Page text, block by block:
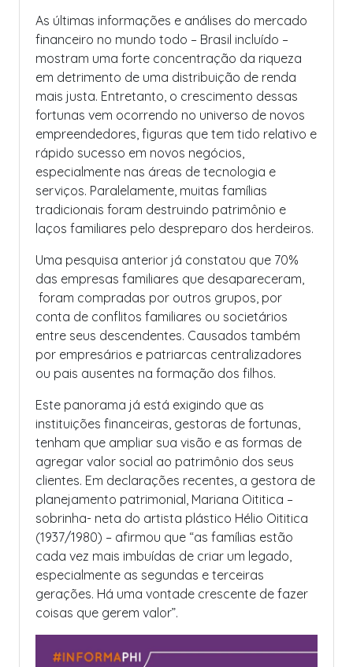
As últimas informações e análises do mercado
financeiro no mundo todo – Brasil incluído –
mostram uma forte concentração da riqueza
em detrimento de uma distribuição de renda
mais justa. Entretanto, o crescimento dessas
fortunas vem ocorrendo no universo de novos
empreendedores, figuras que tem tido relativo e
rápido sucesso em novos negócios,
especialmente nas áreas de tecnologia e
serviços. Paralelamente, muitas famílias
tradicionais foram destruindo patrimônio e
laços familiares pelo despreparo dos herdeiros.
Uma pesquisa anterior já constatou que 70%
das empresas familiares que desapareceram,
foram compradas por outros grupos, por
conta de conflitos familiares ou societários
entre seus descendentes. Causados também
por empresários e patriarcas centralizadores
ou pais ausentes na formação dos filhos.
Este panorama já está exigindo que as
instituições financeiras, gestoras de fortunas,
tenham que ampliar sua visão e as formas de
agregar valor social ao patrimônio dos seus
clientes. Em declarações recentes, a gestora de
planejamento patrimonial, Mariana Oititica –
sobrinha- neta do artista plástico Hélio Oititica
(1937/1980) – afirmou que “as famílias estão
cada vez mais imbuídas de criar um legado,
especialmente as segundas e terceiras
gerações. Há uma vontade crescente de fazer
coisas que gerem valor”.